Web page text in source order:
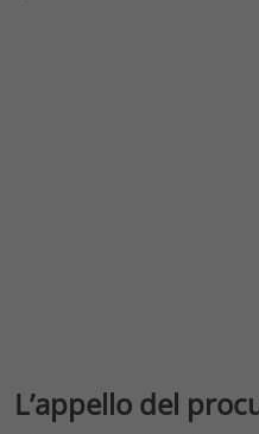
L’appello del